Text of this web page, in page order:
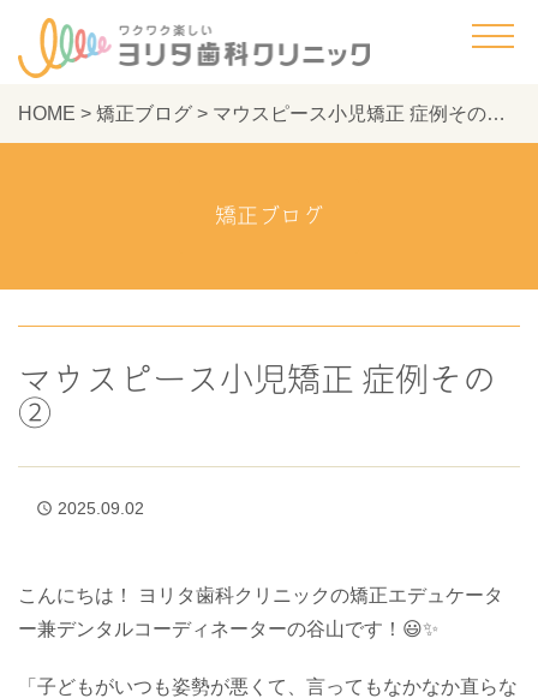
HOME > 矯正ブログ > マウスピース小児矯正 症例その② - ヨリタ歯科クリニック
矯正ブログ
マウスピース小児矯正 症例その
②
access_time 2025.09.02
こんにちは！ ヨリタ歯科クリニックの矯正エデュケータ
ー兼デンタルコーディネーターの谷山です！😃✨
「子どもがいつも姿勢が悪くて、言ってもなかなか直らな